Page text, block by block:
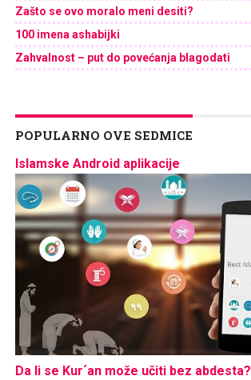
Zašto se ovo moralo meni desiti?
100 imena ashabijki
Zahvalnost – put do povećanja blagodati
POPULARNO OVE SEDMICE
Islamske Android aplikacije
Da li se Kur´an može učiti bez abdesta?